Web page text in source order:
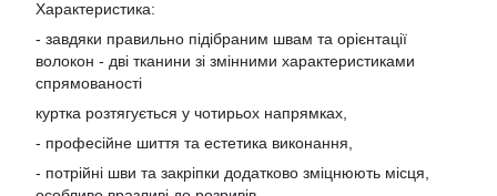
Характеристика:
- завдяки правильно підібраним швам та орієнтації
волокон - дві тканини зі змінними характеристиками
спрямованості
куртка розтягується у чотирьох напрямках,
- професійне шиття та естетика виконання,
- потрійні шви та закріпки додатково зміцнюють місця,